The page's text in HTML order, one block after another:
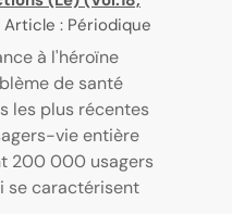
Article : Périodique
à l'héroïne
de santé
les plus récentes
vie entière
200 000 usagers
se caractérisent